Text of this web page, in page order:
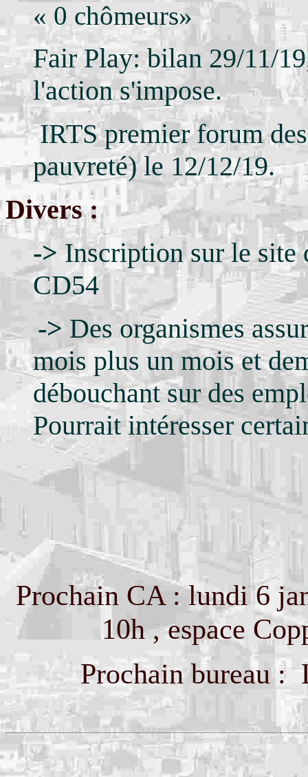
« 0 chômeurs»
Fair Play: bilan 29/11/
l'action s'impose.
IRTS premier forum
pauvreté) le 12/12/19.
Divers :
-> Inscription sur le site
CD54
-> Des organismes
mois plus un mois et
débouchant sur des
Pourrait intéresser
Prochain CA : lundi 6
10h , espace
Prochain bureau :